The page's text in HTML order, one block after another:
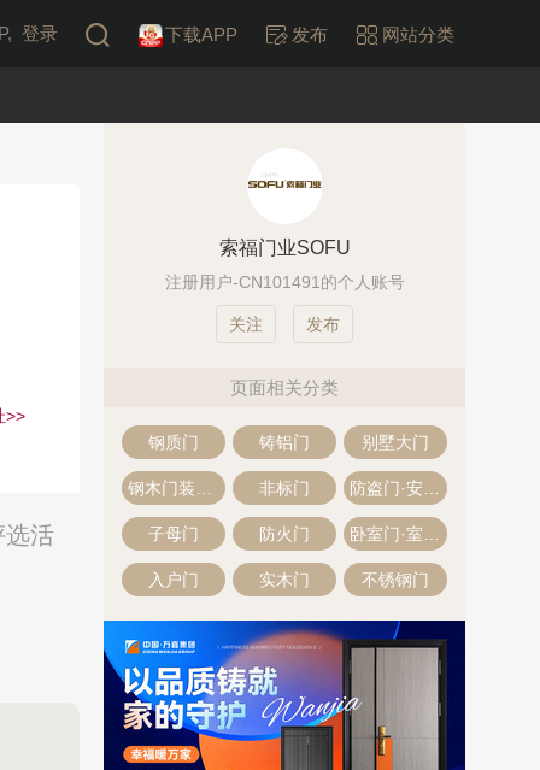
登录 下载APP 发布 网站分类
>>
选活
索福门业SOFU
注册用户-CN101491的个人账号
发布
页面相关分类
钢质门 铸铝门 别墅大门
非标门 防盗门·安全门
子母门 防火门
入户门 实木门 不锈钢门